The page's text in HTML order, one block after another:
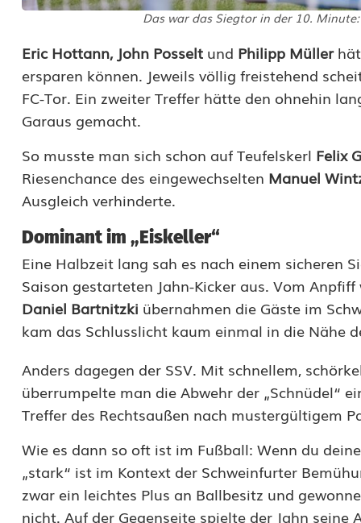
i
n
f
u
r
t
e
r
E
i
s
k
e
l
l
e
Das war das Siegtor in der 10.
Eric Hottann, John Posselt und Philipp Müller
ersparen können. Jeweils völlig freistehend
FC-Tor. Ein zweiter Treffer hätte den ohnehin
Garaus gemacht.
So musste man sich schon auf Teufelskerl Felix
Riesenchance des eingewechselten Manuel
Ausgleich verhinderte.
Dominant im „Eiskeller“
Eine Halbzeit lang sah es nach einem sicheren
Saison gestarteten Jahn-Kicker aus. Vom
Daniel Bartnitzki übernahmen die Gäste im
kam das Schlusslicht kaum einmal in die Nähe
Anders dagegen der SSV. Mit schnellem,
überrumpelte man die Abwehr der „Schnüdel“
Treffer des Rechtsaußen nach mustergültigem
Wie es dann so oft ist im Fußball: Wenn du
„stark“ ist im Kontext der Schweinfurter
zwar ein leichtes Plus an Ballbesitz und
nicht. Auf der Gegenseite spielte der Jahn